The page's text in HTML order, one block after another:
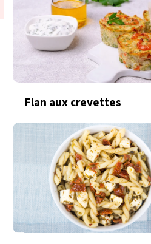
Flan aux crevettes